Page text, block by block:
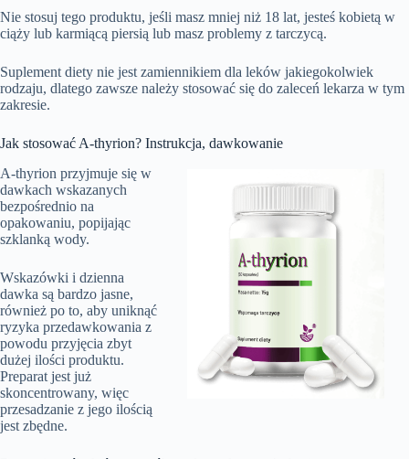
Nie stosuj tego produktu, jeśli masz mniej niż 18 lat, jesteś kobietą w
ciąży lub karmiącą piersią lub masz problemy z tarczycą.
Suplement diety nie jest zamiennikiem dla leków jakiegokolwiek
rodzaju, dlatego zawsze należy stosować się do zaleceń lekarza w tym
zakresie.
Jak stosować A-thyrion? Instrukcja, dawkowanie
A-thyrion przyjmuje się w
dawkach wskazanych
bezpośrednio na
opakowaniu, popijając
szklanką wody.
Wskazówki i dzienna
dawka są bardzo jasne,
również po to, aby uniknąć
ryzyka przedawkowania z
powodu przyjęcia zbyt
dużej ilości produktu.
Preparat jest już
skoncentrowany, więc
przesadzanie z jego ilością
jest zbędne.